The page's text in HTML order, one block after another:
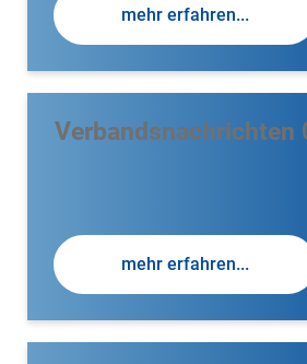
mehr erfahren...
Verbandsnachrichten
mehr erfahren...